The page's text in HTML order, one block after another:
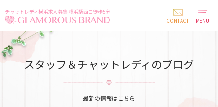
チャットレディ横浜求人募集 横浜駅西口徒歩5分
CONTACT
MENU
スタッフ＆チャットレディのブログ
最新の情報はこちら